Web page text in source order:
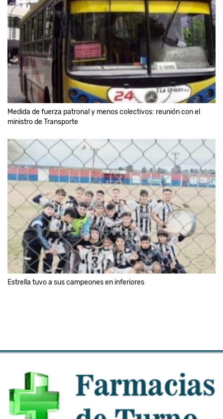
Medida de fuerza patronal y menos colectivos: reunión con el
ministro de Transporte
Estrella tuvo a sus campeones en inferiores